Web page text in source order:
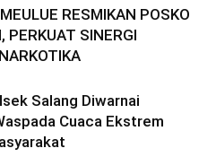
RESMIKAN POSKO
PERKUAT SINERGI
Salang Diwarnai
Cuaca Ekstrem